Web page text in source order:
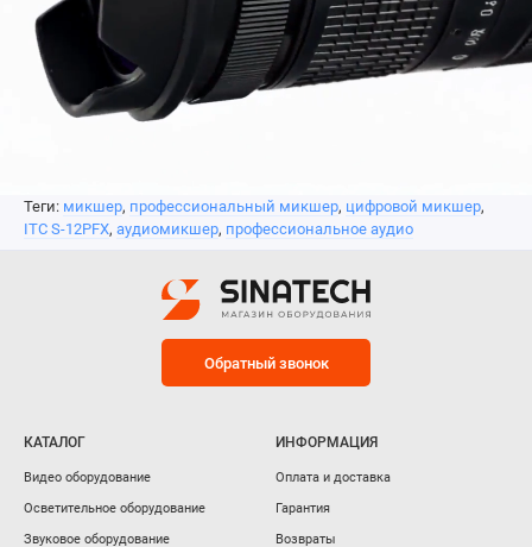
Теги: микшер, профессиональный микшер, цифровой микшер,
ITC S-12PFX, аудиомикшер, профессиональное аудио
Обратный звонок
КАТАЛОГ
Видео оборудование
Осветительное оборудование
Звуковое оборудование
ИНФОРМАЦИЯ
Оплата и доставка
Гарантия
Возвраты